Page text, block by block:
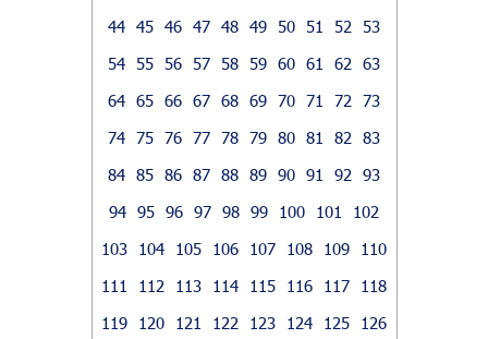
44 45 46 47 48 49 50 51 52
53
54 55 56 57 58 59 60 61 62
63
64 65 66 67 68 69 70 71 72
73
74 75 76 77 78 79 80 81 82
83
84 85 86 87 88 89 90 91 92
93
94 95 96 97 98 99 100 101
102
103
104 105 106 107 108 109
110
111
112 113 114 115 116 117
118
119
120 121 122 123 124 125
126